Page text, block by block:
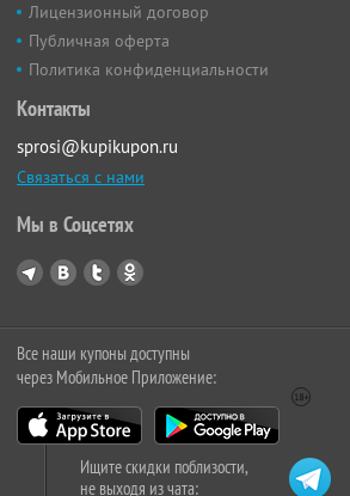
Лицензионный договор
Публичная оферта
Политика конфиденциальности
Контакты
sprosi@kupikupon.ru
Связаться с нами
Мы в Соцсетях
Все наши купоны доступны
через Мобильное Приложение:
Ищите скидки поблизости,
не выходя из чата: